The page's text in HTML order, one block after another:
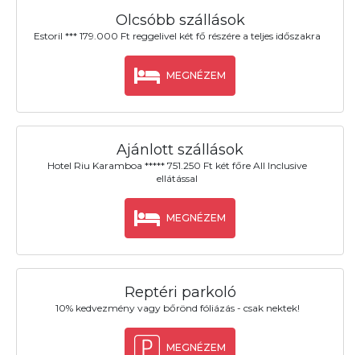
Olcsóbb szállások
Estoril *** 179.000 Ft reggelivel két fő részére a teljes időszakra
MEGNÉZEM
Ajánlott szállások
Hotel Riu Karamboa ***** 751.250 Ft két főre All Inclusive
ellátással
MEGNÉZEM
Reptéri parkoló
10% kedvezmény vagy bőrönd fóliázás - csak nektek!
MEGNÉZEM